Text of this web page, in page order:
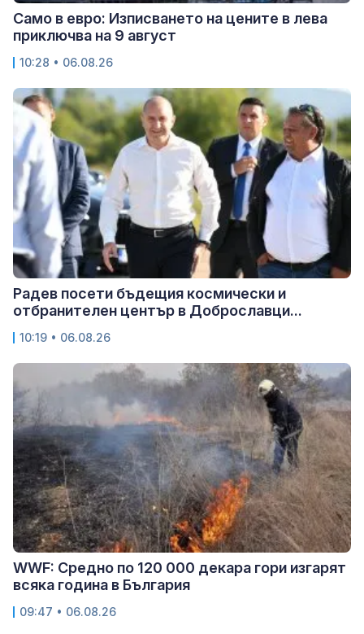
Само в евро: Изписването на цените в лева
приключва на 9 август
10:28 • 06.08.26
Радев посети бъдещия космически и
отбранителен център в Доброславци...
10:19 • 06.08.26
WWF: Средно по 120 000 декара гори изгарят
всяка година в България
09:47 • 06.08.26